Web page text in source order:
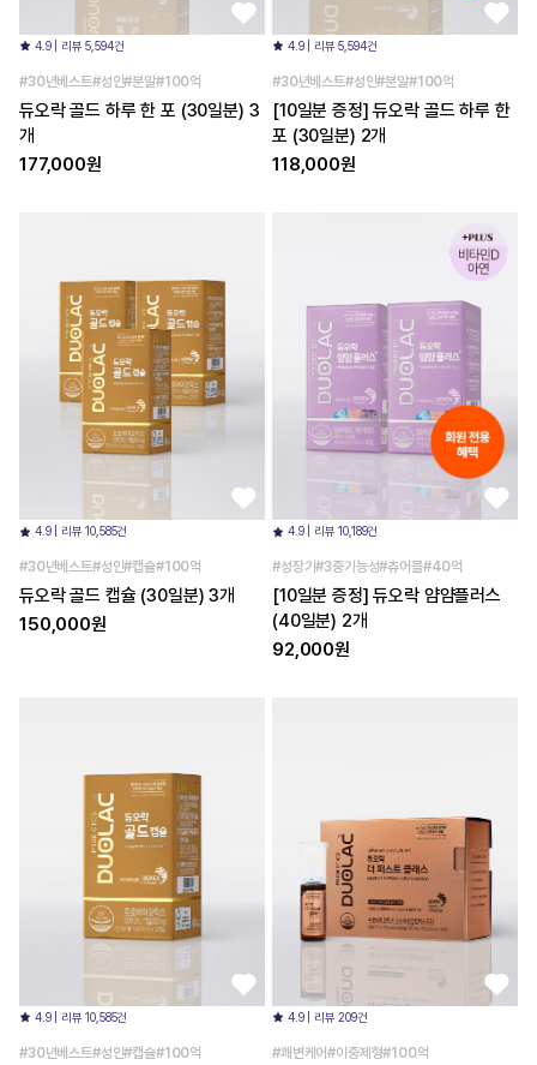
4.9 | 리뷰 5,594건
#30년베스트#성인#분말#100억
듀오락 골드 하루 한 포 (30일분) 3
개
177,000원
4.9 | 리뷰 5,594건
#30년베스트#성인#분말#100억
[10일분 증정] 듀오락 골드 하루 한
포 (30일분) 2개
118,000원
4.9 | 리뷰 10,585건
#30년베스트#성인#캡슐#100억
듀오락 골드 캡슐 (30일분) 3개
150,000원
4.9 | 리뷰 10,189건
#성장기#3중기능성#츄어블#40억
[10일분 증정] 듀오락 얌얌플러스
(40일분) 2개
92,000원
4.9 | 리뷰 10,585건
#30년베스트#성인#캡슐#100억
4.9 | 리뷰 209건
#쾌변케어#이중제형#100억